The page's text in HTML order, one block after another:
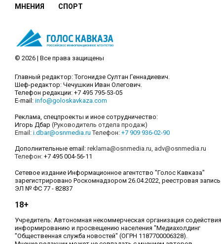
МНЕНИЯ СПОРТ
© 2026 | Все права защищены
Главный редактор: Тогонидзе Султан Геннадиевич.
Шеф-редактор: Чечушкин Иван Олегович.
Телефон редакции: +7 495 795-53-05
E-mail: info@goloskavkaza.com
Реклама, спецпроекты и иное сотрудничество:
Игорь Дбар (Руководитель отдела продаж)
Email: i.dbar@osnmedia.ru Телефон: +7 909 936-02-90
Дополнительные email: reklama@osnmedia.ru adv@osnmedia.ru
Телефон: +7 495 004-56-11
Сетевое издание Информационное агентство "Голос Кавказа"
зарегистрировано Роскомнадзором 26.04.2022, реестровая запись
ЭЛ № ФС 77 - 82837
18+
Учредитель: Автономная некоммерческая организация содействия
информированию и просвещению населения "Медиахолдинг
"Общественная служба новостей" (ОГРН 1187700006328).